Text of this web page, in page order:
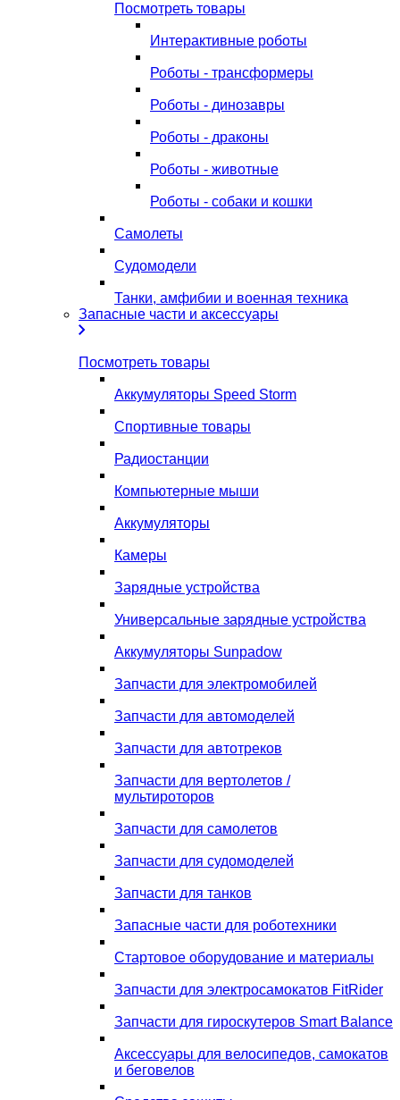
Посмотреть товары
Интерактивные роботы
Роботы - трансформеры
Роботы - динозавры
Роботы - драконы
Роботы - животные
Роботы - собаки и кошки
Самолеты
Судомодели
Танки, амфибии и военная техника
Запасные части и аксессуары
Посмотреть товары
Аккумуляторы Speed Storm
Спортивные товары
Радиостанции
Компьютерные мыши
Аккумуляторы
Камеры
Зарядные устройства
Универсальные зарядные устройства
Аккумуляторы Sunpadow
Запчасти для электромобилей
Запчасти для автомоделей
Запчасти для автотреков
Запчасти для вертолетов /
мультироторов
Запчасти для самолетов
Запчасти для судомоделей
Запчасти для танков
Запасные части для роботехники
Стартовое оборудование и материалы
Запчасти для электросамокатов FitRider
Запчасти для гироскутеров Smart Balance
Аксессуары для велосипедов, самокатов
и беговелов